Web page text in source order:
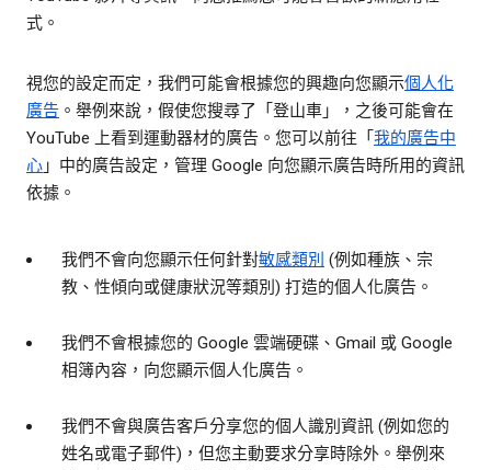
式。
視您的設定而定，我們可能會根據您的興趣向您顯示個人化
廣告 。舉例來說，假使您搜尋了「登山車」，之後可能會在
YouTube 上看到運動器材的廣告。您可以前往「 我的廣告中
心 」中的廣告設定，管理 Google 向您顯示廣告時所用的資訊
依據。
我們不會向您顯示任何針對敏感類別 (例如種族、宗
教、性傾向或健康狀況等類別) 打造的個人化廣告。
我們不會根據您的 Google 雲端硬碟、Gmail 或 Google
相簿內容，向您顯示個人化廣告。
我們不會與廣告客戶分享您的個人識別資訊 (例如您的
姓名或電子郵件)，但您主動要求分享時除外。舉例來